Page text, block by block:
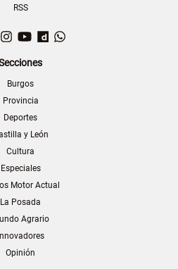
RSS
TwitterInstagram
YouTubeDailymotion
Burgos
Provincia
Deportes
y León
Cultura
Especiales
Motor Actual
La Posada
Agrario
Innovadores
Opinión